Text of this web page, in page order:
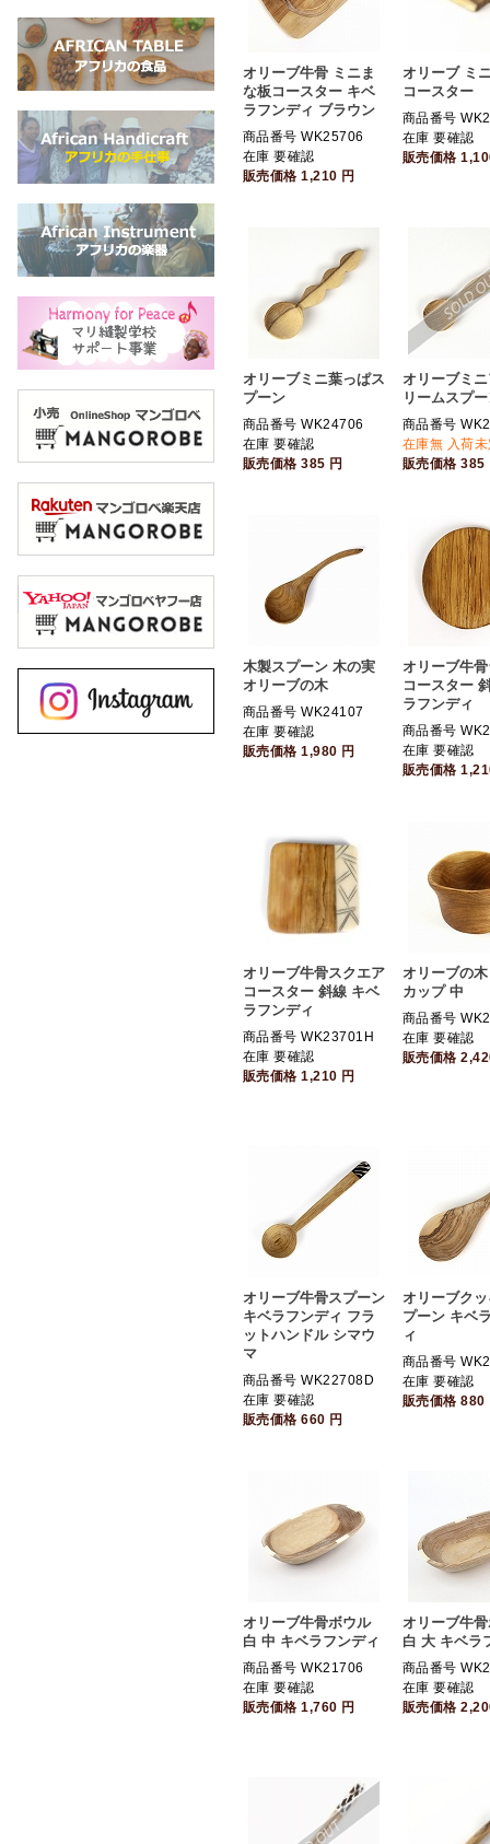
オリーブ牛骨 ミニま
な板コースター キベ
ラフンディ ブラウン
商品番号 WK25706
在庫 要確認
販売価格1,210 円
オリーブ ミ
コースター
商品番号
在庫 要確認
販売価格
オリーブミニ葉っぱス
プーン
商品番号 WK24706
在庫 要確認
販売価格385 円
オリーブミ
リームスプ
商品番号
在庫無 入荷
販売価格385
木製スプーン 木の実
オリーブの木
商品番号 WK24107
在庫 要確認
販売価格1,980 円
オリーブ牛
コースター
ラフンディ
商品番号
在庫 要確認
販売価格
オリーブ牛骨スクエア
コースター 斜線 キベ
ラフンディ
商品番号 WK23701H
在庫 要確認
販売価格1,210 円
オリーブの
カップ 中
商品番号
在庫 要確認
販売価格
オリーブ牛骨スプーン
キベラフンディ フラ
ットハンドル シマウ
マ
商品番号 WK22708D
在庫 要確認
販売価格660 円
オリーブク
プーン キベ
ィ
商品番号
在庫 要確認
販売価格880
オリーブ牛骨ボウル
白 中 キベラフンディ
商品番号 WK21706
在庫 要確認
販売価格1,760 円
オリーブ牛
白 大 キベラ
商品番号
在庫 要確認
販売価格